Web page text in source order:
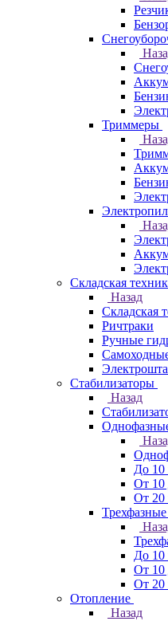
Триммеры
Складская
Назад
Складская
Ричтраки
Ручные
Стабилизаторы
Назад
До 10
От 10
От 20
До 10
От 10
От 20
Отопление
Назад